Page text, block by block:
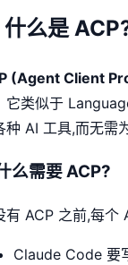
什么是
(Agent Client
它类似于
种 AI 工具,而无需
么需要 ACP?
有 ACP 之前,每个
Claude Code 要